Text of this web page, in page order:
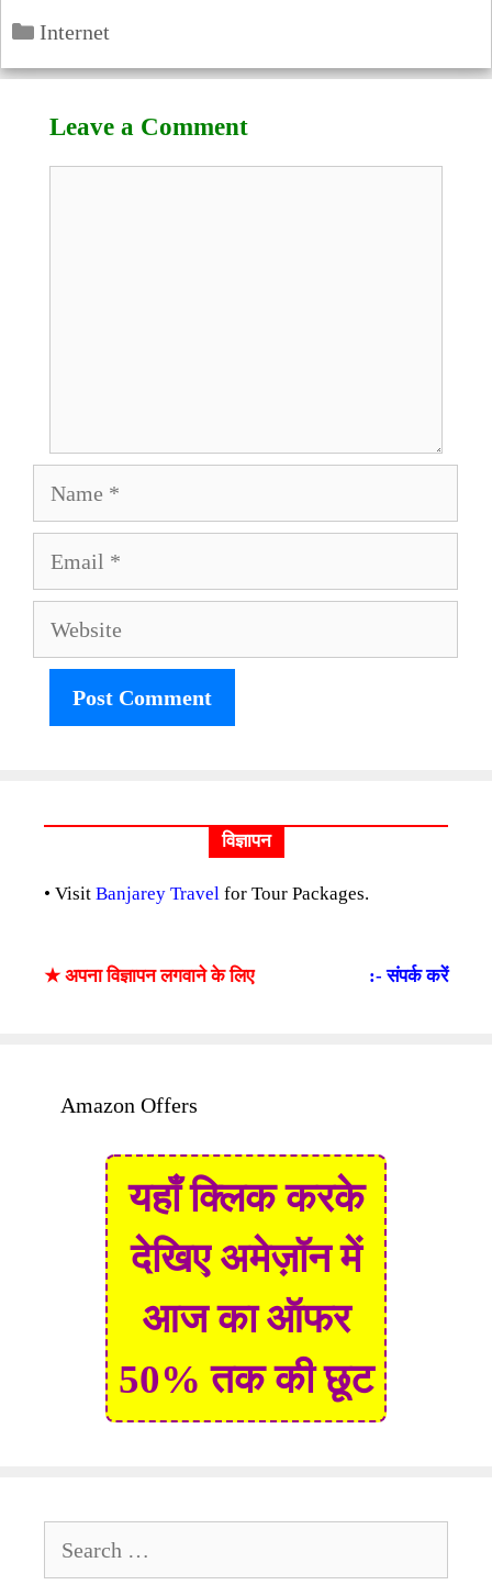
Categories
Internet
Leave a Comment
Website
विज्ञापन
• Visit Banjarey Travel for Tour Packages.
★ अपना विज्ञापन लगवाने के लिए :- संपर्क करें
Amazon Offers
यहाँ क्लिक करके
देखिए अमेज़ॉन में
आज का ऑफर
50% तक की छूट
for: